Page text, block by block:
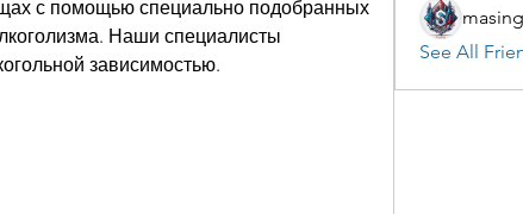
с помощью специально подобранных
Наши специалисты
зависимостью.
See All